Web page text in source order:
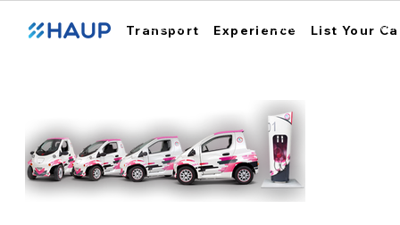
Transport Experience List Your
ฮ้อปคาร์ การใช้งาน สถ